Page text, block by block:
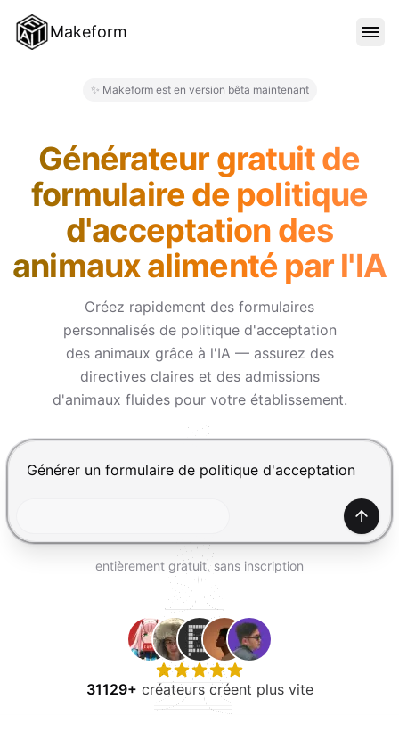
Makeform
BLOG
TARIFS
SE CONNECTER
ESSAYER GRATUITEMENT
✨ Makeform est en version bêta maintenant
Générateur gratuit de
formulaire de politique
d'acceptation des
animaux alimenté par l'IA
Créez rapidement des formulaires
personnalisés de politique d'acceptation
des animaux grâce à l'IA — assurez des
directives claires et des admissions
d'animaux fluides pour votre établissement.
Appuyez sur Entrée pour envoyer, Maj+Entrée pour
entièrement gratuit, sans inscription
31129+ créateurs créent plus vite